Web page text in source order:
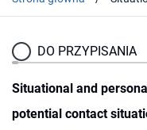
DO PRZYPISANIA
Situational and
potential contact